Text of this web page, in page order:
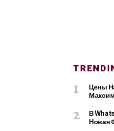
Цены
В
Новая